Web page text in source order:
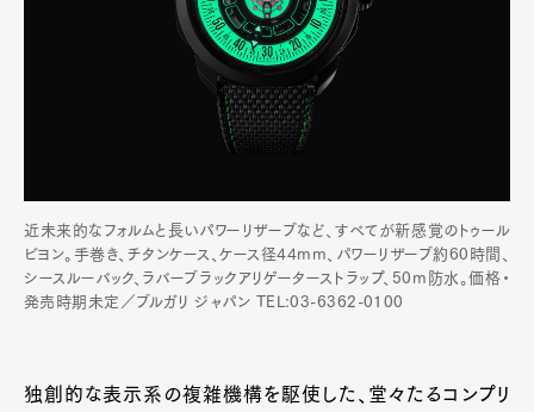
近未来的なフォルムと長いパワーリザーブなど、すべてが新感覚のトゥール
ビヨン。手巻き、チタンケース、ケース径44mm、パワーリザーブ約60時間、
シースルーバック、ラバーブラックアリゲーターストラップ、50m防水。価格・
発売時期未定／ブルガリ ジャパン TEL:03-6362-0100
独創的な表示系の複雑機構を駆使した、堂々たるコンプリ